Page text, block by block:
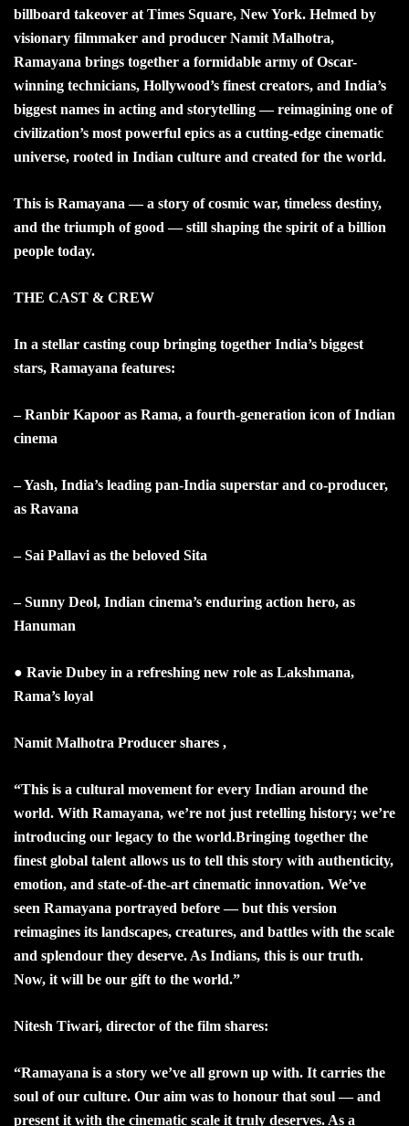
billboard takeover at Times Square, New York. Helmed by
visionary filmmaker and producer Namit Malhotra,
Ramayana brings together a formidable army of Oscar-
winning technicians, Hollywood’s finest creators, and India’s
biggest names in acting and storytelling — reimagining one of
civilization’s most powerful epics as a cutting-edge cinematic
universe, rooted in Indian culture and created for the world.
This is Ramayana — a story of cosmic war, timeless destiny,
and the triumph of good — still shaping the spirit of a billion
people today.
THE CAST & CREW
In a stellar casting coup bringing together India’s biggest
stars, Ramayana features:
– Ranbir Kapoor as Rama, a fourth-generation icon of Indian
cinema
– Yash, India’s leading pan-India superstar and co-producer,
as Ravana
– Sai Pallavi as the beloved Sita
– Sunny Deol, Indian cinema’s enduring action hero, as
Hanuman
● Ravie Dubey in a refreshing new role as Lakshmana,
Rama’s loyal
Namit Malhotra Producer shares ,
“This is a cultural movement for every Indian around the
world. With Ramayana, we’re not just retelling history; we’re
introducing our legacy to the world.Bringing together the
finest global talent allows us to tell this story with authenticity,
emotion, and state-of-the-art cinematic innovation. We’ve
seen Ramayana portrayed before — but this version
reimagines its landscapes, creatures, and battles with the scale
and splendour they deserve. As Indians, this is our truth.
Now, it will be our gift to the world.”
Nitesh Tiwari, director of the film shares:
“Ramayana is a story we’ve all grown up with. It carries the
soul of our culture. Our aim was to honour that soul — and
present it with the cinematic scale it truly deserves. As a